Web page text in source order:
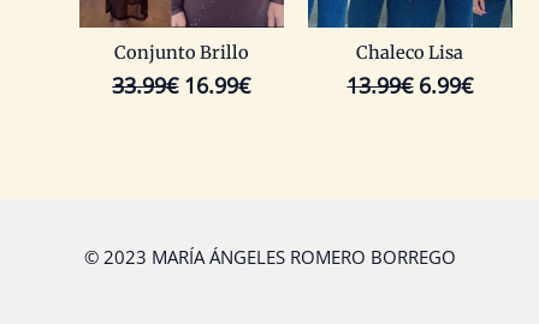
Conjunto Brillo
33.99€ 16.99€
Chaleco Lisa
13.99€ 6.99€
© 2023 MARÍA ÁNGELES ROMERO BORREGO